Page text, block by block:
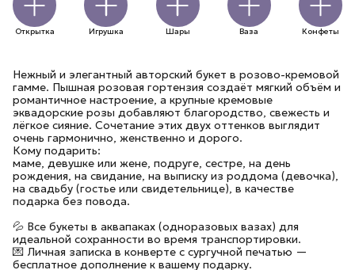
Открытка Игрушка Шары Ваза Конфеты
Нежный и элегантный авторский букет в розово-кремовой
гамме. Пышная розовая гортензия создаёт мягкий объём и
романтичное настроение, а крупные кремовые
эквадорские розы добавляют благородство, свежесть и
лёгкое сияние. Сочетание этих двух оттенков выглядит
очень гармонично, женственно и дорого.
Кому подарить:
маме, девушке или жене, подруге, сестре, на день
рождения, на свидание, на выписку из роддома (девочка),
на свадьбу (гостье или свидетельнице), в качестве
подарка без повода.
💦 Все букеты в аквапаках (одноразовых вазах) для
идеальной сохранности во время транспортировки.
💌 Личная записка в конверте с сургучной печатью —
бесплатное дополнение к вашему подарку.